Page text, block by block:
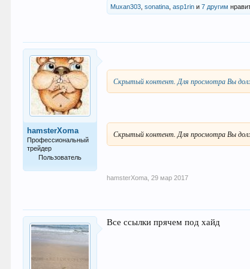
Muxan303 ,sonatina ,asp1rin и7 другим
hamsterXoma
Профессиональный
трейдер
Пользователь
Скрытый контент. Для просмотра Вы
Скрытый контент. Для просмотра Вы
hamsterXoma 29 мар 2017
Все ссылки прячем под хайд